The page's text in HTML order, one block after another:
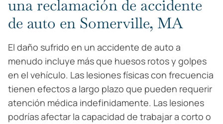
una reclamación de accidente
de auto en Somerville, MA
El daño sufrido en un accidente de auto a
menudo incluye más que huesos rotos y golpes
en el vehículo. Las lesiones físicas con frecuencia
tienen efectos a largo plazo que pueden requerir
atención médica indefinidamente. Las lesiones
podrías afectar la capacidad de trabajar a corto o